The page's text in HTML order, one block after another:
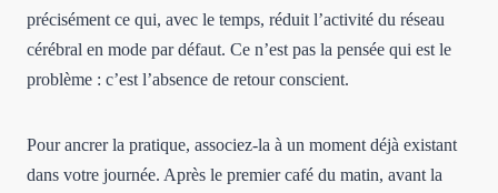
précisément ce qui, avec le temps, réduit l’activité du réseau
cérébral en mode par défaut. Ce n’est pas la pensée qui est le
problème : c’est l’absence de retour conscient.
Pour ancrer la pratique, associez-la à un moment déjà existant
dans votre journée. Après le premier café du matin, avant la